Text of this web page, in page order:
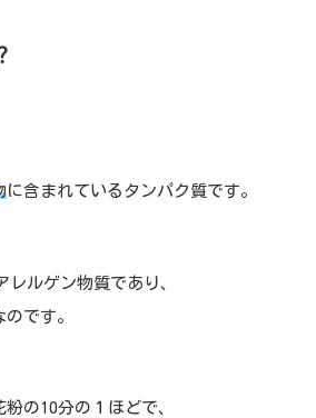
に含まれているタンパク質です。
ルゲン物質であり、
です。
の10分の１ほどで、